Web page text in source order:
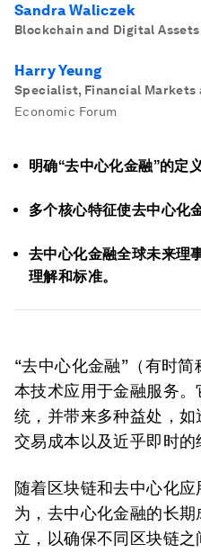
Sandra Waliczek
Blockchain and Digital Assets
Harry Yeung
Specialist, Financial Markets
Economic Forum
明确“去中心化金融”的定
多个核心特征使去中心化
去中心化金融全球未来理
理解和标准。
“去中心化金融”（有时
本技术应用于金融服务
统，并带来多种益处，
交易成本以及近乎即时的
随着区块链和去中心化
为，去中心化金融的长
立，以确保不同区块链